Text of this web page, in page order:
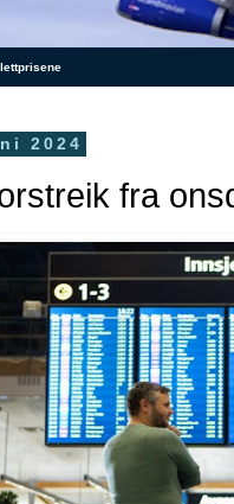
2024
fra